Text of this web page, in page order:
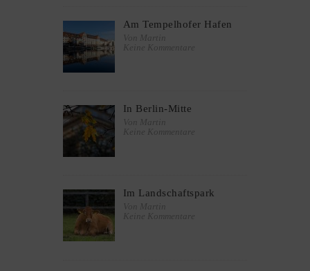
Am Tempelhofer Hafen
Von Martin
Keine Kommentare
In Berlin-Mitte
Von Martin
Keine Kommentare
Im Landschaftspark
Von Martin
Keine Kommentare